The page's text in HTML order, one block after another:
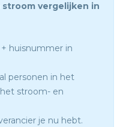
stroom vergelijken in
huisnummer in
personen in het
stroom- en
je nu hebt.